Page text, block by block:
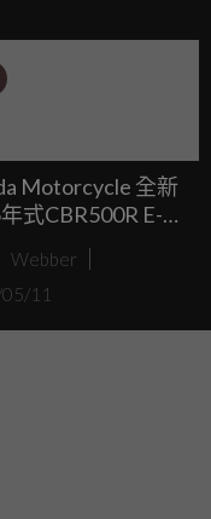
Motorcycle 全新
式CBR500R E-
進化登場 熱血運動
進化，打造更純粹
騎乘體驗
Webber
11